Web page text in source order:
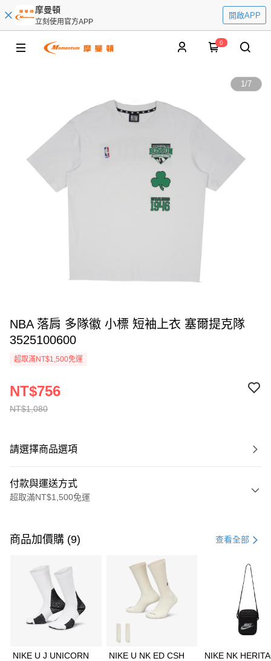
摩曼頓
立刻使用官方APP
開啟APP
0
1/7
NBA 落肩 多隊徽 小標 短袖上衣 塞爾提克隊
3525100600
超取滿NT$1,500免運
NT$1,080
NT$756
請選擇商品選項
付款與運送方式
超取滿NT$1,500免運
信用卡一次付款
3 期 0 利率 每期 21家銀行
合作金庫商業銀行
第一商業銀行
華南商業銀行
彰化商業銀行
上海商業儲蓄銀行
Apple Pay
商品加價購 (9) 查看全部
NIKE U J UNICORN
NIKE U NK ED CSH
NIKE NK